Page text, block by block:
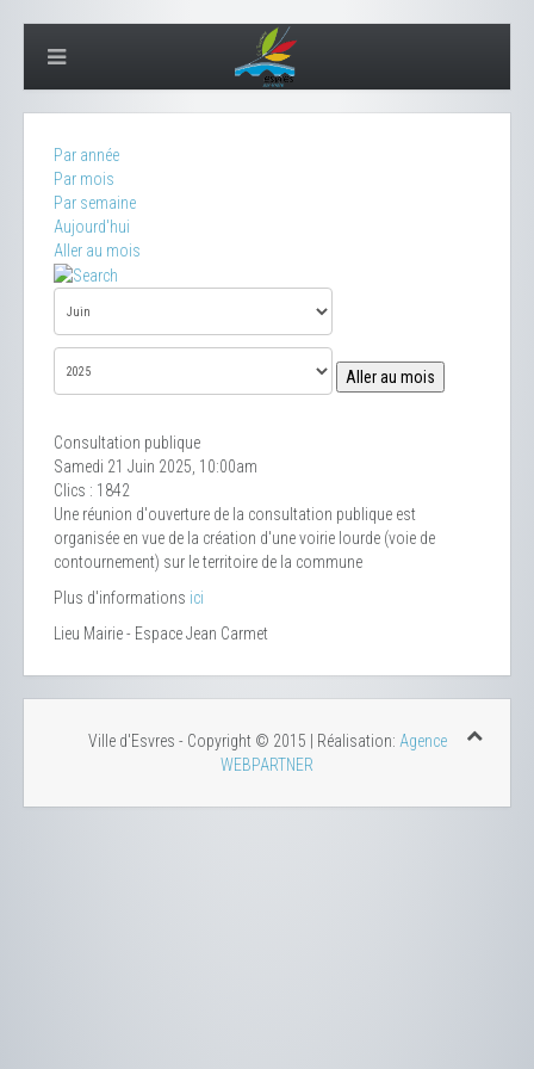
Par année
Par mois
Par semaine
Aujourd'hui
Aller au mois
Aller au mois
Consultation publique
Samedi 21 Juin 2025, 10:00am
Clics : 1842
Une réunion d'ouverture de la consultation publique est
organisée en vue de la création d'une voirie lourde (voie de
contournement) sur le territoire de la commune
Plus d'informations ici
Lieu Mairie - Espace Jean Carmet
Ville d'Esvres - Copyright © 2015 | Réalisation: Agence
WEBPARTNER